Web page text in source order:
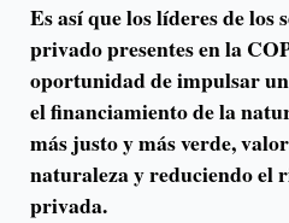
Es así que los líderes de los
privado presentes en la
oportunidad de impulsar
el financiamiento de la
más justo y más verde,
naturaleza y reduciendo el
privada.